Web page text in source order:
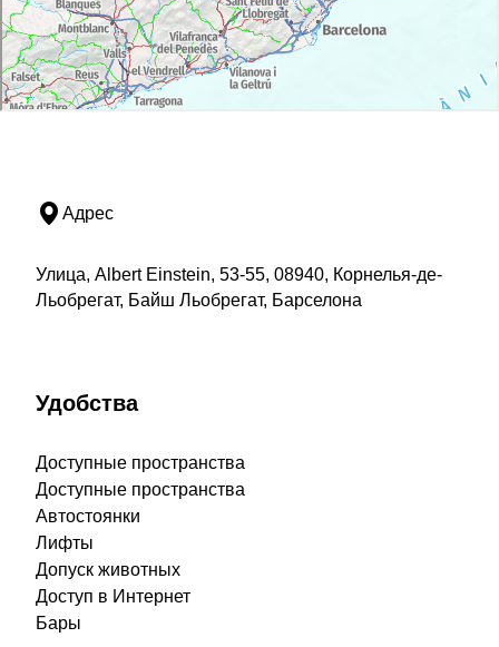
Адрес
Улица, Albert Einstein, 53-55, 08940, Корнелья-де-
Льобрегат, Байш Льобрегат, Барселона
Удобства
Доступные пространства
Доступные пространства
Автостоянки
Лифты
Допуск животных
Доступ в Интернет
Бары